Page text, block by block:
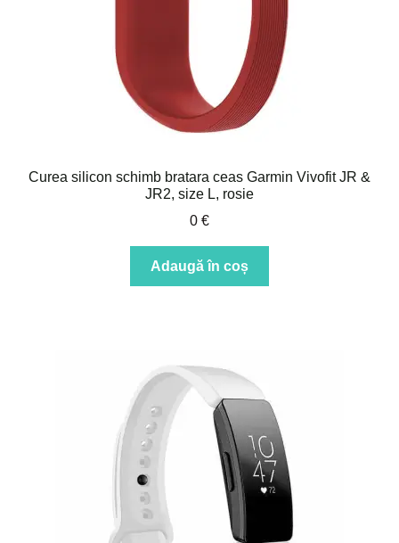
Curea silicon schimb bratara ceas Garmin Vivofit JR &
JR2, size L, rosie
0 €
Adaugă în coș